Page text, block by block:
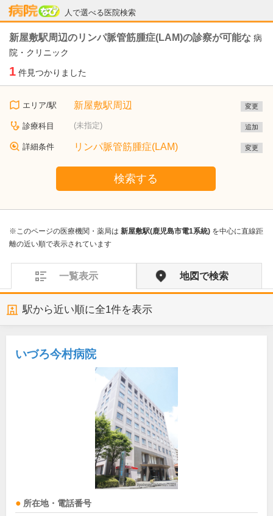
人で選べる医院検索
病院なび
新屋敷駅周辺のリンパ脈管筋腫症(LAM)の診察が可能な 病
院・クリニック
1 件見つかりました
エリア/駅 新屋敷駅周辺 変更
診療科目 (未指定) 追加
詳細条件 リンパ脈管筋腫症(LAM) 変更
検索する
※このページの医療機関・薬局は 新屋敷駅(鹿児島市電1系統) を中心に直線距
離の近い順で表示されています
一覧表示 地図で検索
駅から近い順に全1件を表示
いづろ今村病院
所在地・電話番号